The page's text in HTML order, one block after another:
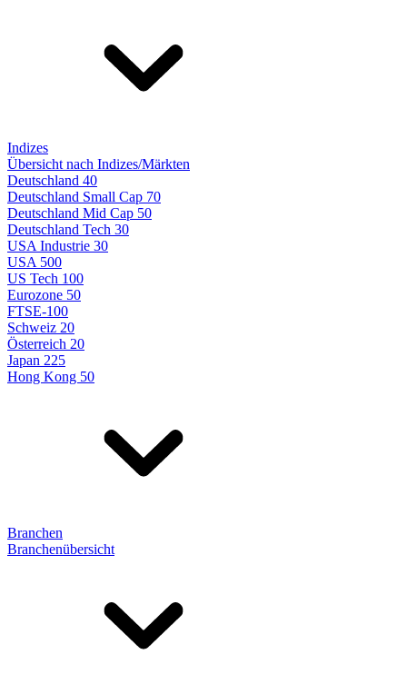
Indizes
Übersicht nach Indizes/Märkten
Deutschland 40
Deutschland Small Cap 70
Deutschland Mid Cap 50
Deutschland Tech 30
USA Industrie 30
USA 500
US Tech 100
Eurozone 50
FTSE-100
Schweiz 20
Österreich 20
Japan 225
Hong Kong 50
Branchen
Branchenübersicht